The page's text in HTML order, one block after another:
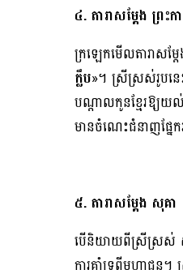
៤. តារាសម្ដែង ព្រះ
ក្រឡេកមើលតារាសម្ដ
ក្លឹប»។ ស្រីស្រស់រូបនេ
បណ្ដាលកូនខ្មែរឱ្យយ
មានចំណេះជំនាញផ្នែ
៥. តារាសម្ដែង សុគ
បើនិយាយពីស្រីស្រស់